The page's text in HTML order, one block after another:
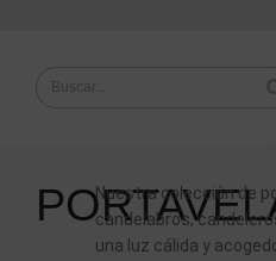
Nuestra colección de
candelabros,
una luz cálida y